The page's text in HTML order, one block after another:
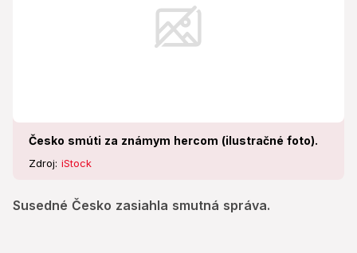
Česko smúti za známym hercom (ilustračné foto).
Zdroj: iStock
Susedné Česko zasiahla smutná správa.